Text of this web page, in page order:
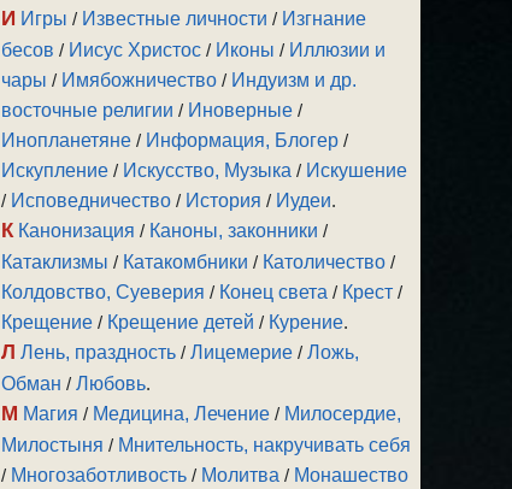
И Игры / Известные личности / Изгнание
бесов / Иисус Христос / Иконы / Иллюзии и
чары / Имябожничество / Индуизм и др.
восточные религии / Иноверные /
Инопланетяне / Информация, Блогер /
Искупление / Искусство, Музыка / Искушение
/ Исповедничество / История / Иудеи.
К Канонизация / Каноны, законники /
Катаклизмы / Катакомбники / Католичество /
Колдовство, Суеверия / Конец света / Крест /
Крещение / Крещение детей / Курение.
Л Лень, праздность /Лицемерие /Ложь,
Обман /Любовь.
М Магия / Медицина, Лечение / Милосердие,
Милостыня / Мнительность, накручивать себя
/ Многозаботливость / Молитва / Монашество